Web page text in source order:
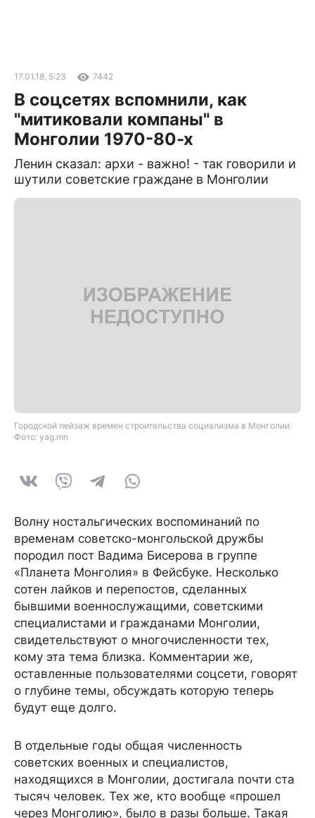
17.01.18, 5:23 7442
В соцсетях вспомнили, как
"митиковали компаны" в
Монголии 1970-80-х
Ленин сказал: архи - важно! - так говорили и
шутили советские граждане в Монголии
Городской пейзаж времен строительства социализма в Монголии.
Фото: yag.mn
Волну ностальгических воспоминаний по
временам советско-монгольской дружбы
породил пост Вадима Бисерова в группе
«Планета Монголия» в Фейсбуке. Несколько
сотен лайков и перепостов, сделанных
бывшими военнослужащими, советскими
специалистами и гражданами Монголии,
свидетельствуют о многочисленности тех,
кому эта тема близка. Комментарии же,
оставленные пользователями соцсети, говорят
о глубине темы, обсуждать которую теперь
будут еще долго.
В отдельные годы общая численность
советских военных и специалистов,
находящихся в Монголии, достигала почти ста
тысяч человек. Тех же, кто вообще «прошел
через Монголию», было в разы больше. Такая